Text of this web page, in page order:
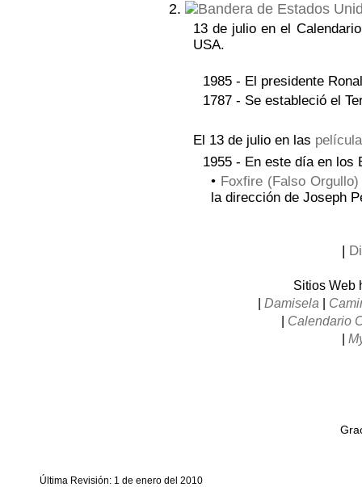
2.
13 de julio en el
USA.
1985 - El presidente
1787 - Se estableció el
El 13 de julio en las
1955 - En este día en los
• Foxfire (Falso Orgullo)
la dirección de Joseph
|
Sitios Web
Damisela
Calendario
Última Revisión: 1 de enero del 2010